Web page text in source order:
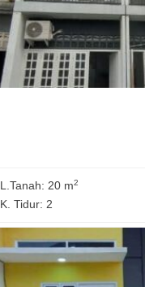
L.Tanah: 20 m2
K. Tidur: 2